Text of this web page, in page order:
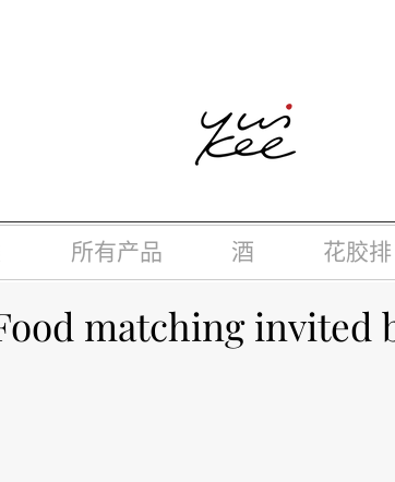
所有产品 酒 花胶排
matching invited